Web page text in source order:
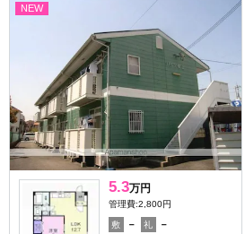
NEW
5.3万円
管理費:2,800円
敷 － 礼
－